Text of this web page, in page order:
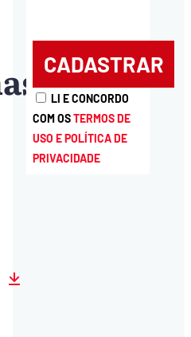
LI E CONCORDO
COM OSTERMOS DE
USO E POLÍTICA DE
PRIVACIDADE